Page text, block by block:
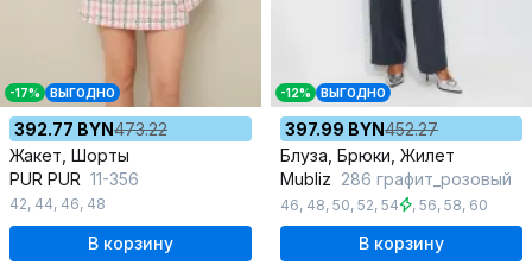
-17% ВЫГОДНО
392.77 BYN473.22
Жакет, Шорты
PUR PUR 11-356
42, 44, 46, 48
В корзину
-12% ВЫГОДНО
397.99 BYN452.27
Блуза, Брюки, Жилет
Mubliz 286 графит_розовый
46, 48, 50, 52, 54 , 56, 58, 60
В корзину